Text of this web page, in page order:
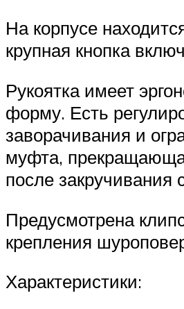
На корпусе
крупная кнопка
Рукоятка имеет
форму. Есть
заворачивания и
муфта,
после закручивания
Предусмотрена
крепления
Характеристики: